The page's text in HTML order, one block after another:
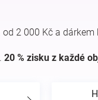
2 000 Kč a
20 % zisku z každé